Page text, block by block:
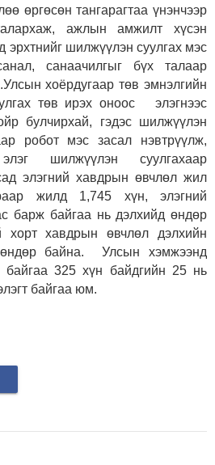
өргөсөн тангарагтаа үнэнчээр
ажлын амжилт хүсэн
шилжүүлэн суулгах мэс
санаачилгыг бүх талаар
хоёрдугаар төв эмнэлгийн
төв ирэх оноос элэгнээс
булчирхай, гэдэс шилжүүлэн
робот мэс засал нэвтрүүлж,
шилжүүлэн суулгахаар
элэгний хавдрын өвчлөл жил
жилд 1,745 хүн, элэгний
барж байгаа нь дэлхийд өндөр
хорт хавдрын өвчлөл дэлхийн
байна. Улсын хэмжээнд
байгаа 325 хүн байдгийн 25 нь
байгаа юм.